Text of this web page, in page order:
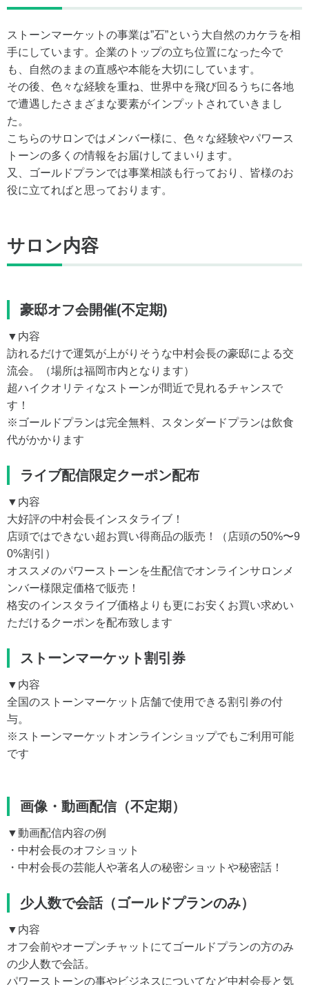
ストーンマーケットの事業は”石”という大自然のカケラを相
手にしています。企業のトップの立ち位置になった今で
も、自然のままの直感や本能を大切にしています。
その後、色々な経験を重ね、世界中を飛び回るうちに各地
で遭遇したさまざまな要素がインプットされていきまし
た。
こちらのサロンではメンバー様に、色々な経験やパワース
トーンの多くの情報をお届けしてまいります。
又、ゴールドプランでは事業相談も行っており、皆様のお
役に立てればと思っております。
サロン内容
豪邸オフ会開催(不定期)
▼内容
訪れるだけで運気が上がりそうな中村会長の豪邸による交
流会。（場所は福岡市内となります）
超ハイクオリティなストーンが間近で見れるチャンスで
す！
※ゴールドプランは完全無料、スタンダードプランは飲食
代がかかります
ライブ配信限定クーポン配布
▼内容
大好評の中村会長インスタライブ！
店頭ではできない超お買い得商品の販売！（店頭の50%〜9
0%割引）
オススメのパワーストーンを生配信でオンラインサロンメ
ンバー様限定価格で販売！
格安のインスタライブ価格よりも更にお安くお買い求めい
ただけるクーポンを配布致します
ストーンマーケット割引券
▼内容
全国のストーンマーケット店舗で使用できる割引券の付
与。
※ストーンマーケットオンラインショップでもご利用可能
です
画像・動画配信（不定期）
▼動画配信内容の例
・中村会長のオフショット
・中村会長の芸能人や著名人の秘密ショットや秘密話！
少人数で会話（ゴールドプランのみ）
▼内容
オフ会前やオープンチャットにてゴールドプランの方のみ
の少人数で会話。
パワーストーンの事やビジネスについてなど中村会長と気